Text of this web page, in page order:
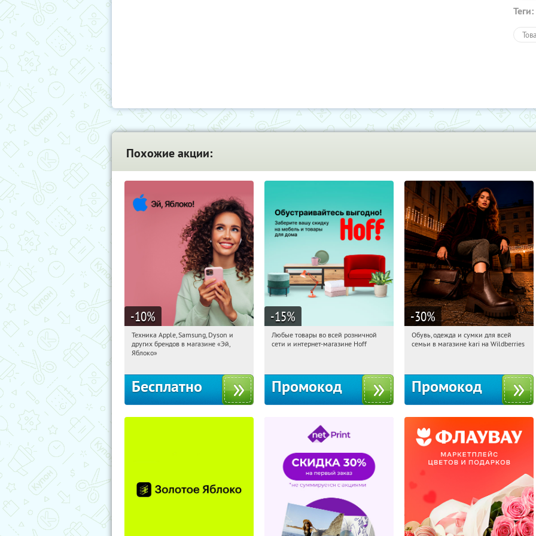
Теги:
Похожие акции:
-10%
10:41:34
Получи первым!
Багратионовская
Техника Apple, Samsung, Dyson и
других брендов в магазине «Эй,
Яблоко»
Бесплатно
-15%
10:41:34 Получили:
Любые товары во всей розничной
сети и интернет-магазине Hoff
Промокод
-30%
10:41:34 Получили:
Обувь, одежда и сумки для всей
семьи в магазине kari на Wildberries
Промокод